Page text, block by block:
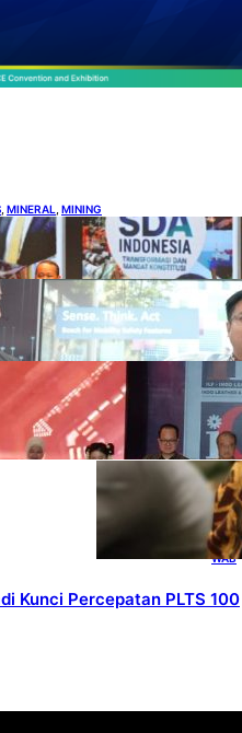
MINERAL MINING
Buku Rekam Jejak
Kebijakan
, TECHNOLOGY
Keselamatan, Penentu
Persaingan Industri
DOWNSTREAM
HEADLINES
Terbuka, Peluang
Usaha bagi IKM
Alas Kaki Lokal
ENER
GY ,
HEAD
LINES
,
RENE
WAB
Kunci Percepatan PLTS 100